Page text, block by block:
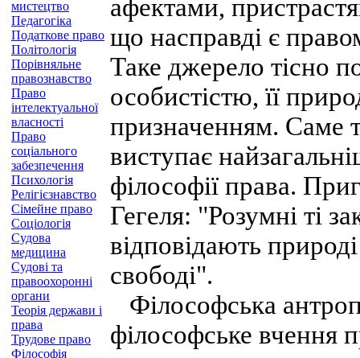
мистецтво
Педагогіка
Податкове право
Політологія
Порівняльне
правознавство
Право
інтелектуальної
власності
Право
соціального
забезпечення
Психологія
Релігієзнавство
Сімейне право
Соціологія
Судова
медицина
Судові та
правоохоронні
органи
Теорія держави і
права
Трудове право
Філософія
афектами,
що насправді є
Таке джерело тісно
особистістю, її
призначенням. Саме
виступає
філософії права.
Гегеля: "Розумні ті
відповідають
свободі".
Філософська
філософське вчення